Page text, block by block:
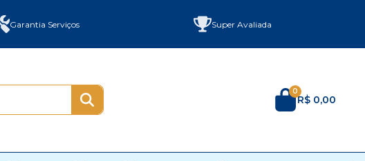
Garantia Serviços Super Avaliada
0
R$ 0,00